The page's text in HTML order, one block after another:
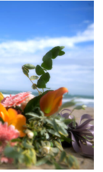
ョンで、
ム